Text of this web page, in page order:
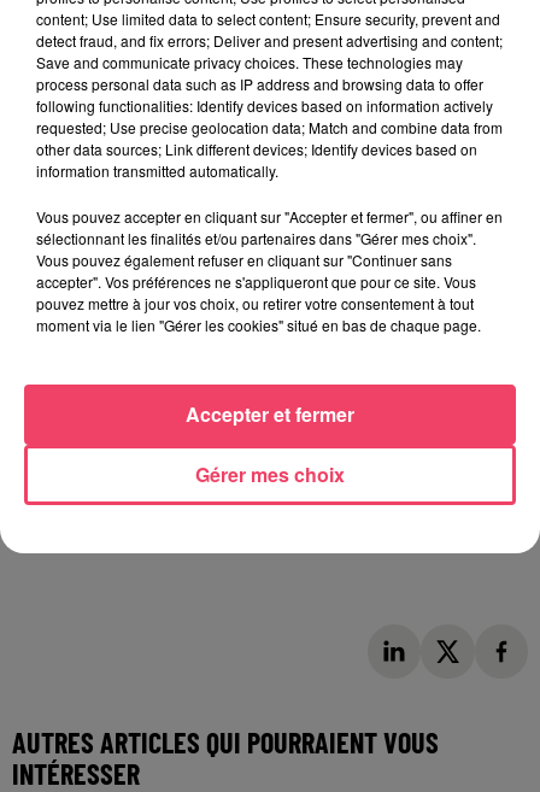
changement au niveau du fonctionnement de nos politiques.
C'est une crise démocratique. Chaque forme de mobilisation
est bonne à prendre et il faut quand même se dire,
malheureusement, que les autonomes ou les casseurs, c'est
eux qui font le plus de dégâts, c'est un fait, mais c'est eux qui
marquent les actions.C'est grâce à ces gens que l'État
l'État va juste dire, ils sont beaux, ils sont mignons, mais ils
vont rien faire de mal. Ils vont juste aller dans les rues et deux
jours après, ils vont retourner travailler. Sauf que ça ne
marche pas comme ça et quand la population est énervée,
elle le montre d'une manière ou d'une autre.
qu'il y a du pour et du contre, il y a des gens qui utilisent la
violence pour le montrer".
Selon les premiers chiffres, 220 à 250 manifestants étaient à
AUTRES ARTICLES QUI POURRAIENT VOUS
INTÉRESSER
content; Use limited data to select content; Ensure security, prevent and
detect fraud, and fix errors; Deliver and present advertising and content;
Save and communicate privacy choices. These technologies may
process personal data such as IP address and browsing data to offer
following functionalities: Identify devices based on information actively
requested; Use precise geolocation data; Match and combine data from
other data sources; Link different devices; Identify devices based on
information transmitted automatically.
Vous pouvez accepter en cliquant sur "Accepter et fermer", ou affiner en
sélectionnant les finalités et/ou partenaires dans "Gérer mes choix".
Vous pouvez également refuser en cliquant sur "Continuer sans
accepter". Vos préférences ne s'appliqueront que pour ce site. Vous
pouvez mettre à jour vos choix, ou retirer votre consentement à tout
moment via le lien "Gérer les cookies" situé en bas de chaque page.
Gérer mes choix
Accepter et fermer